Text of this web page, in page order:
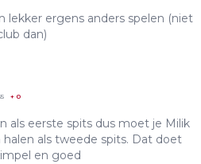
lekker ergens anders spelen (niet
dan)
+ 0
als eerste spits dus moet je Milik
halen als tweede spits. Dat doet
en goed